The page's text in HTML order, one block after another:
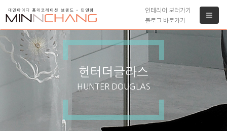
인테리어 보러가기
블로그 바로가기
헌터더글라스
HUNTER DOUGLAS